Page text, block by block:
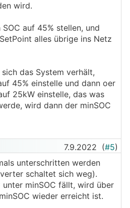
wird.
auf 45% stellen, und
alles übrige ins Netz
das System verhält,
45% einstelle und dann oer
25kW einstelle, das was
wird dann der minSOC
7.9.2022 (#5)
unterschritten werden
schaltet sich weg).
unter minSOC fällt, wird über
wieder erreicht ist.